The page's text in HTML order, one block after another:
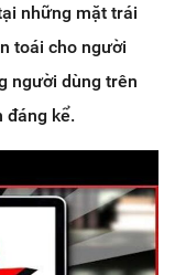
những mặt trái
toái cho người
người dùng trên
đáng kể.